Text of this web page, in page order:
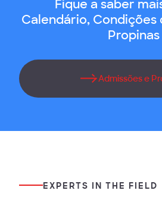
Fique a saber
Calendário, Condições
Propinas
Admissões e
EXPERTS IN THE FIELD